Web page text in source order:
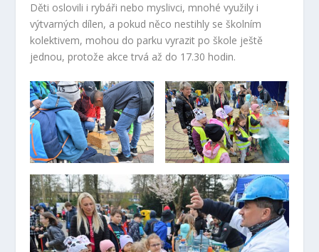
Děti oslovili i rybáři nebo myslivci, mnohé využily i
výtvarných dílen, a pokud něco nestihly se školním
kolektivem, mohou do parku vyrazit po škole ještě
jednou, protože akce trvá až do 17.30 hodin.